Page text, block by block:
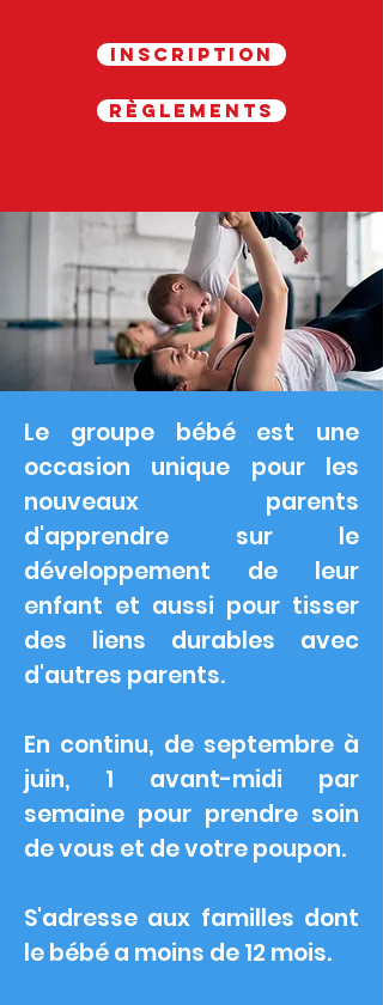
INSCRIPTION
RÈGLEMENTS
Le groupe bébé est une
occasion unique pour les
nouveaux parents
d'apprendre sur le
développement de leur
enfant et aussi pour tisser
des liens durables avec
d'autres parents.
En continu, de septembre à
juin, 1 avant-midi par
semaine pour prendre soin
de vous et de votre poupon.
S'adresse aux familles dont
le bébé a moins de 12 mois.